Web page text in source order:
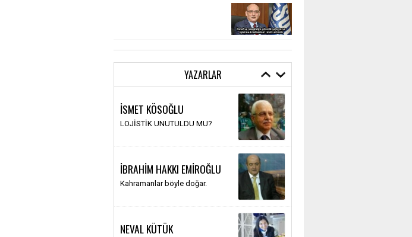
YAZARLAR
İSMET KÖSOĞLU
LOJİSTİK UNUTULDU MU?
İBRAHİM HAKKI EMİROĞLU
Kahramanlar böyle doğar.
NEVAL KÜTÜK